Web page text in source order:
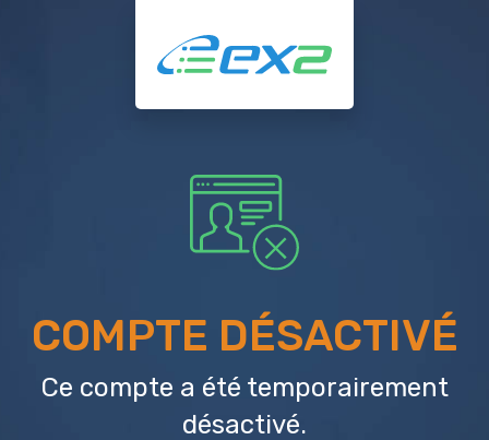
COMPTE DÉSACTIVÉ
Ce compte a été temporairement
désactivé.